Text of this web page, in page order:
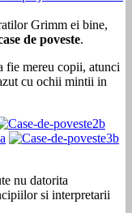
Grimm ei bine,
de poveste.
fie mereu copii, atunci
cu ochii mintii in
nu datorita
si interpretarii